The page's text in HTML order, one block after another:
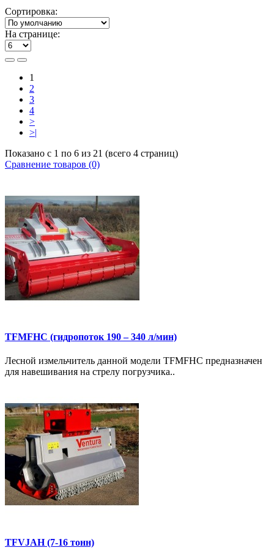
Сортировка:
На странице:
1
2
3
4
>
>|
Показано с 1 по 6 из 21 (всего 4 страниц)
Сравнение товаров (0)
TFMFHC (гидропоток 190 – 340 л/мин)
Лесной измельчитель данной модели TFMFHC предназначен
для навешивания на стрелу погрузчика..
TFVJAH (7-16 тонн)